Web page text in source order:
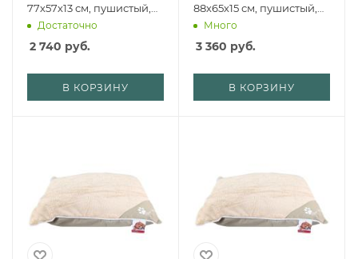
77х57х13 см, пушистый,
коричневый
Достаточно
2 740 руб.
В КОРЗИНУ
88х65х15 см, пушистый,
коричневый
Много
3 360 руб.
В КОРЗИНУ